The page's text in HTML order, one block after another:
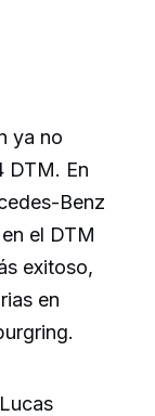
ya no
DTM. En
Benz
el DTM
exitoso,
en